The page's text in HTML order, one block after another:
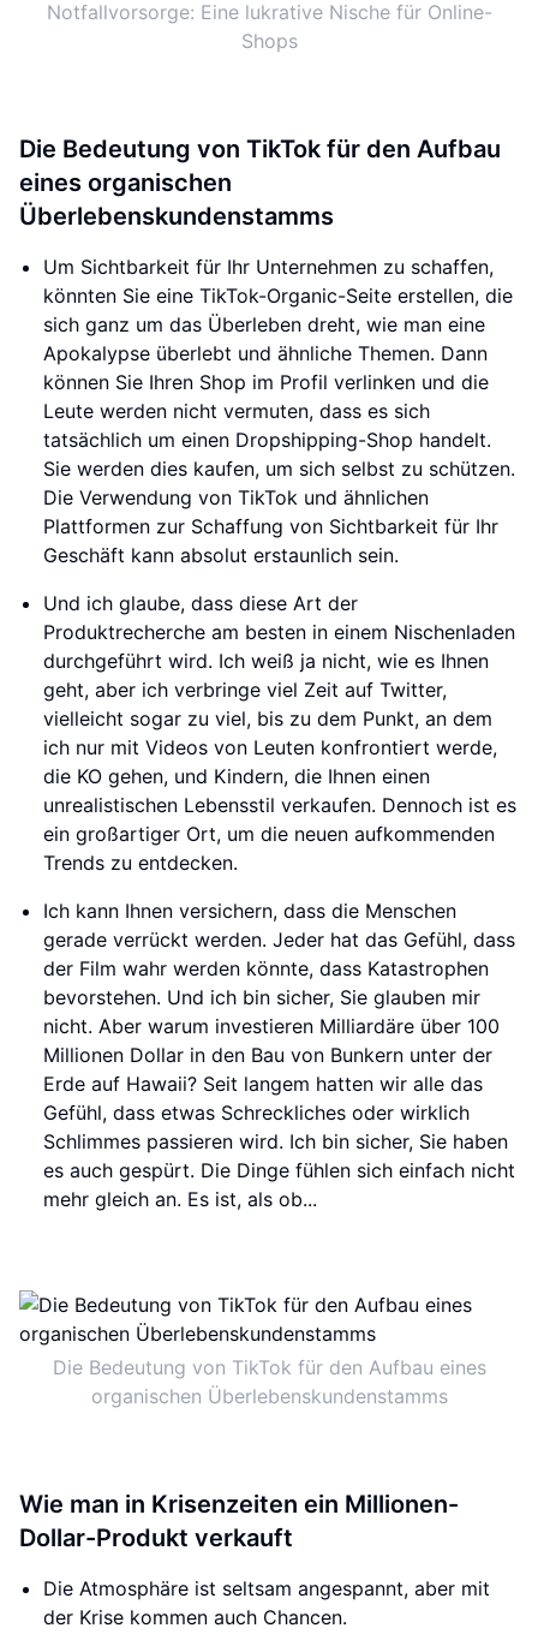
Notfallvorsorge: Eine lukrative Nische für Online-
Shops
Die Bedeutung von TikTok für den Aufbau
eines organischen
Überlebenskundenstamms
Um Sichtbarkeit für Ihr Unternehmen zu schaffen,
könnten Sie eine TikTok-Organic-Seite erstellen, die
sich ganz um das Überleben dreht, wie man eine
Apokalypse überlebt und ähnliche Themen. Dann
können Sie Ihren Shop im Profil verlinken und die
Leute werden nicht vermuten, dass es sich
tatsächlich um einen Dropshipping-Shop handelt.
Sie werden dies kaufen, um sich selbst zu schützen.
Die Verwendung von TikTok und ähnlichen
Plattformen zur Schaffung von Sichtbarkeit für Ihr
Geschäft kann absolut erstaunlich sein.
Und ich glaube, dass diese Art der
Produktrecherche am besten in einem Nischenladen
durchgeführt wird. Ich weiß ja nicht, wie es Ihnen
geht, aber ich verbringe viel Zeit auf Twitter,
vielleicht sogar zu viel, bis zu dem Punkt, an dem
ich nur mit Videos von Leuten konfrontiert werde,
die KO gehen, und Kindern, die Ihnen einen
unrealistischen Lebensstil verkaufen. Dennoch ist es
ein großartiger Ort, um die neuen aufkommenden
Trends zu entdecken.
Ich kann Ihnen versichern, dass die Menschen
gerade verrückt werden. Jeder hat das Gefühl, dass
der Film wahr werden könnte, dass Katastrophen
bevorstehen. Und ich bin sicher, Sie glauben mir
nicht. Aber warum investieren Milliardäre über 100
Millionen Dollar in den Bau von Bunkern unter der
Erde auf Hawaii? Seit langem hatten wir alle das
Gefühl, dass etwas Schreckliches oder wirklich
Schlimmes passieren wird. Ich bin sicher, Sie haben
es auch gespürt. Die Dinge fühlen sich einfach nicht
mehr gleich an. Es ist, als ob...
Die Bedeutung von TikTok für den Aufbau eines
organischen Überlebenskundenstamms
Wie man in Krisenzeiten ein Millionen-
Dollar-Produkt verkauft
Die Atmosphäre ist seltsam angespannt, aber mit
der Krise kommen auch Chancen.